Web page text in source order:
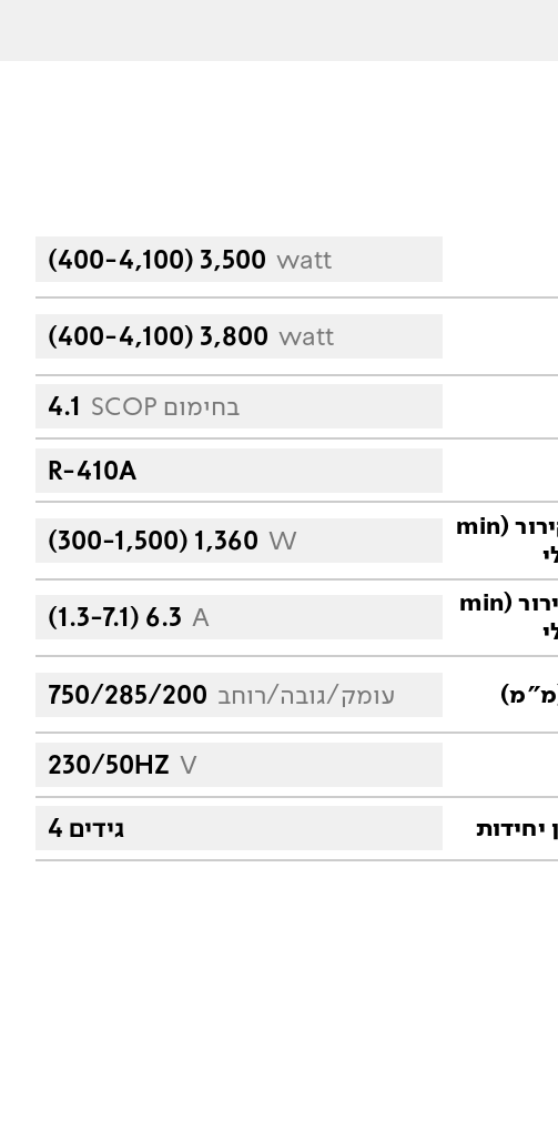
(400-4,100) 3,500 watt
(400-4,100) 3,800 watt
4.1 SCOP בחימום
R-410A
הספק נצרך בקירור (min
(300-1,500) 1,360 W
זרם עבודה בקירור (min
(1.3-7.1) 6.3 A
750/285/200 עומק/גובה/רוחב
230/50HZ V
יחידות 4 גידים